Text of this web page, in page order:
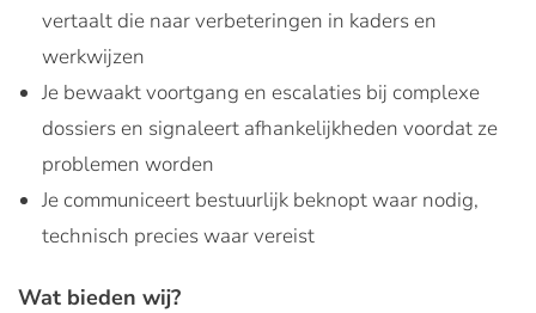
vertaalt die naar verbeteringen in kaders en
werkwijzen
Je bewaakt voortgang en escalaties bij complexe
dossiers en signaleert afhankelijkheden voordat ze
problemen worden
Je communiceert bestuurlijk beknopt waar nodig,
technisch precies waar vereist
Wat bieden wij?